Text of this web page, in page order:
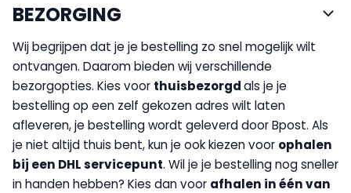
BEZORGING
Wij begrijpen dat je je bestelling zo snel mogelijk wilt
ontvangen. Daarom bieden wij verschillende
bezorgopties. Kies voor thuisbezorgdals je je
bestelling op een zelf gekozen adres wilt laten
afleveren, je bestelling wordt geleverd door Bpost. Als
je niet altijd thuis bent, kun je ook kiezen voor ophalen
bij een DHL servicepunt. Wil je je bestelling nog sneller
in handen hebben? Kies dan voor afhalen in één van